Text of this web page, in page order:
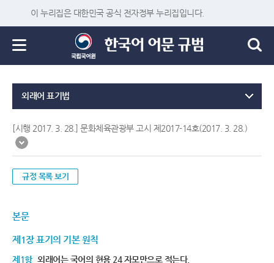
이 누리집은 대한민국 공식 전자정부 누리집입니다.
외래어 표기법
[시행 2017. 3. 28.] 문화체육관광부 고시 제2017-14호(2017. 3. 28.)
규정 목록 보기
본문
제1장 표기의 기본 원칙
제1항 외래어는 국어의 현용 24 자모만으로 적는다.